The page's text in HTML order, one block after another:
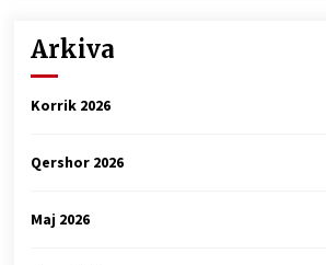
Arkiva
Korrik 2026
Qershor 2026
Maj 2026